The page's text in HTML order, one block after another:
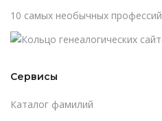
10 самых необычных профессий
Сервисы
Каталог фамилий